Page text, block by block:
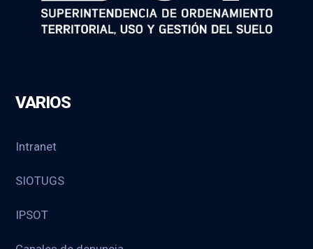
VARIOS
Intranet
SIOTUGS
IPSOT